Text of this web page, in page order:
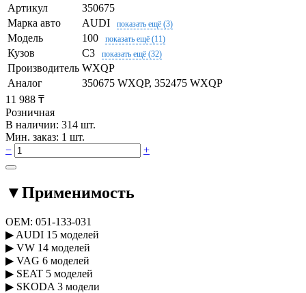
Артикул
350675
Марка авто
AUDI показать ещё (3)
Модель 100 показать ещё (11)
Кузов C3 показать ещё (32)
Производитель WXQP
Аналог
350675 WXQP, 352475 WXQP
11 988 ₸
Розничная
В наличии: 314 шт.
Мин. заказ: 1 шт.
−
+
▼Применимость
OEM: 051-133-031
▶ AUDI 15 моделей
▶ VW 14 моделей
▶ VAG 6 моделей
▶ SEAT 5 моделей
▶ SKODA 3 модели